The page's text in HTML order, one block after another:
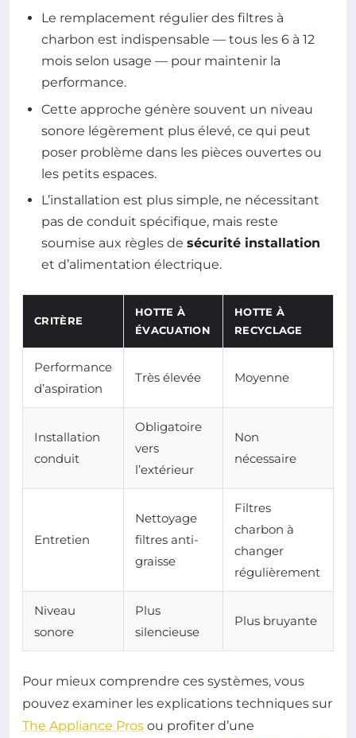
Le remplacement régulier des filtres à
charbon est indispensable — tous les 6 à 12
mois selon usage — pour maintenir la
performance.
Cette approche génère souvent un niveau
sonore légèrement plus élevé, ce qui peut
poser problème dans les pièces ouvertes ou
les petits espaces.
L’installation est plus simple, ne nécessitant
pas de conduit spécifique, mais reste
soumise aux règles de sécurité installation
et d’alimentation électrique.
CRITÈRE
HOTTE À
ÉVACUATION
HOTTE À
RECYCLAGE
Performance
d’aspiration
Très élevée Moyenne
Installation
conduit
Obligatoire
vers
l’extérieur
Non
nécessaire
Entretien
Nettoyage
filtres anti-
graisse
Filtres
charbon à
changer
régulièrement
Niveau
sonore
Plus
silencieuse
Plus bruyante
Pour mieux comprendre ces systèmes, vous
pouvez examiner les explications techniques sur
The Appliance Pros ou profiter d’une